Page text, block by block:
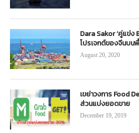
Dara Sakor ‘คู่แข่ง
โปรเจกต์ของจีนบน
August 20, 2020
เขย่าวงการ Food
ส่วนแบ่งยอดขาย
December 19, 2019